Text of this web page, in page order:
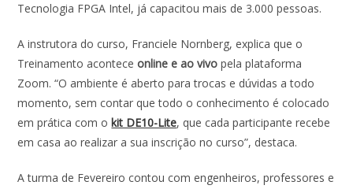
o
k
p
p
n
Tecnologia FPGA Intel, já capacitou mais de 3.000 pessoas.
A instrutora do curso, Franciele Nornberg, explica que o
Treinamento aconteceonline e ao vivo pela plataforma
Zoom. “O ambiente é aberto para trocas e dúvidas a todo
momento, sem contar que todo o conhecimento é colocado
em prática com okit DE10-Lite, que cada participante recebe
em casa ao realizar a sua inscrição no curso”, destaca.
A turma de Fevereiro contou com engenheiros, professores e